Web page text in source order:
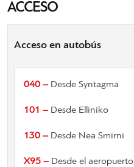
ACCESO
Acceso en autobús
040 – Desde Syntagma
101 – Desde Elliniko
130 – Desde Nea Smirni
Χ95 – Desde el aeropuerto